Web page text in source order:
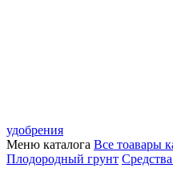
удобрения
Меню каталога Все тоавары
Плодородный грунт